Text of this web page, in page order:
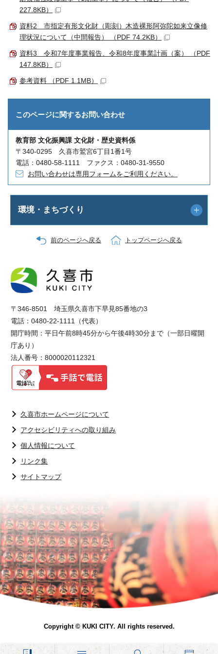
227.8KB）
資料2 市指定有形文化財（彫刻）木造裸形阿弥陀如来立像修
理状況について（中間報告） （PDF 74.2KB）
資料3 令和7年度事業報告、令和8年度事業計画（案） （PDF
147.8KB）
参考資料 （PDF 1.1MB）
このページに関するお問い合わせ
教育部 文化振興課 文化財・歴史資料係
〒340-0295 久喜市鷲宮6丁目1番1号
電話：0480-58-1111 ファクス：0480-31-9550
お問い合わせは専用フォームをご利用ください。
環境・まちづくり
前のページへ戻る トップページへ戻る
〒346-8501 埼玉県久喜市下早見85番地の3
電話：0480-22-1111（代表）
開庁時間：平日午前8時45分から午後4時30分まで（一部日曜開
庁あり）
法人番号：8000020112321
久喜市ホームページについて
アクセシビリティへの取り組み
個人情報について
リンク集
サイトマップ
Copyright © KUKI CITY. All rights reserved.